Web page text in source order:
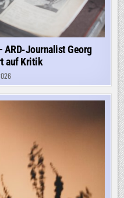
Journalist Georg
auf Kritik